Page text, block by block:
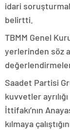
idari
belirtti.
TBMM Genel
yerlerinden söz
Saadet Partisi
kuvvetler
İttifakı’nın
kılmaya